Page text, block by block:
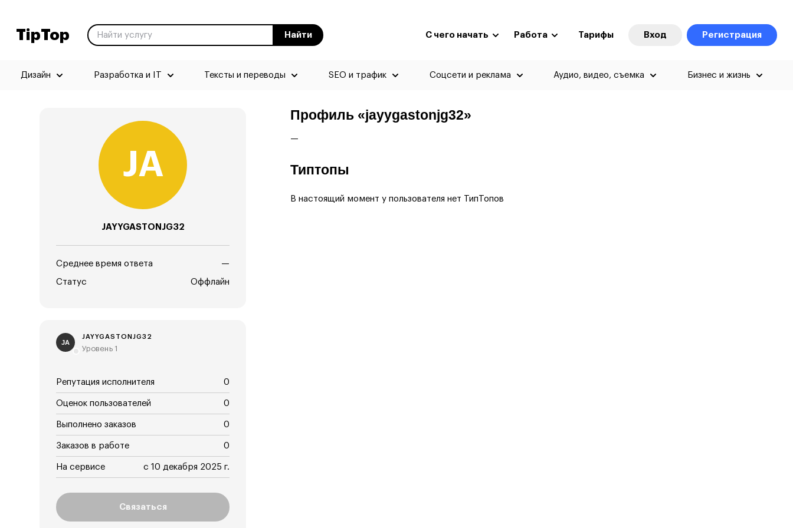
TipTop Найти С чего начать Работа Тарифы Вход Регистрация
Дизайн Разработка и IT Тексты и переводы SEO и трафик Соцсети и реклама Аудио, видео, съемка Бизнес и жизнь
JAYYGASTONJG32
Среднее время ответа —
Статус Оффлайн
JA
JAYYGASTONJG32
Уровень 1
Репутация исполнителя 0
Оценок пользователей 0
Выполнено заказов 0
Заказов в работе 0
На сервисе с 10 декабря 2025 г.
Связаться
Профиль «jayygastonjg32»
—
Типтопы
В настоящий момент у пользователя нет ТипТопов